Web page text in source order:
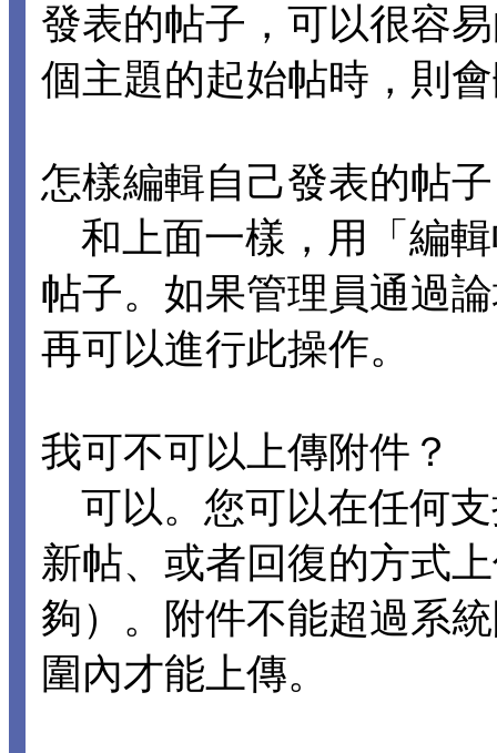
發表的帖子，可以很容
個主題的起始帖時，則
怎樣編輯自己發表的帖
和上面一樣，用「編
帖子。如果管理員通過
再可以進行此操作。
我可不可以上傳附件？
可以。您可以在任何
新帖、或者回復的方式
夠）。附件不能超過系
圍內才能上傳。